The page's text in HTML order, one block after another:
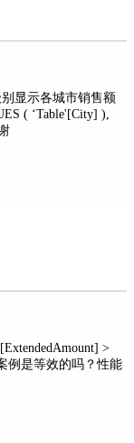
显示各城市销售额
( ‘Table'[City] ),
>
例是等效的吗？性能